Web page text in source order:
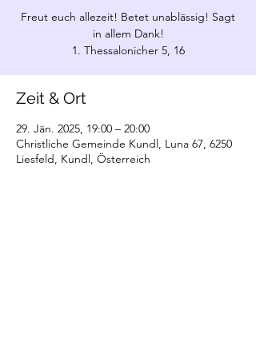
Freut euch allezeit! Betet unablässig! Sagt
in allem Dank!
1. Thessalonicher 5, 16
Zeit & Ort
29. Jän. 2025, 19:00 – 20:00
Christliche Gemeinde Kundl, Luna 67, 6250
Liesfeld, Kundl, Österreich